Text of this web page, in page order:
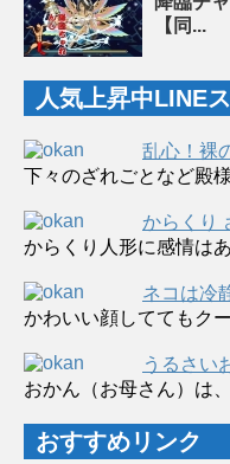
【同...
人気上昇中LINE
乱心！裸
下々のざれごとなど殿
からくり
からくり人形に感情は
ネコは冷
かわいい顔しててもクー
うるさい
おかん（お母さん）は
おすすめリンク